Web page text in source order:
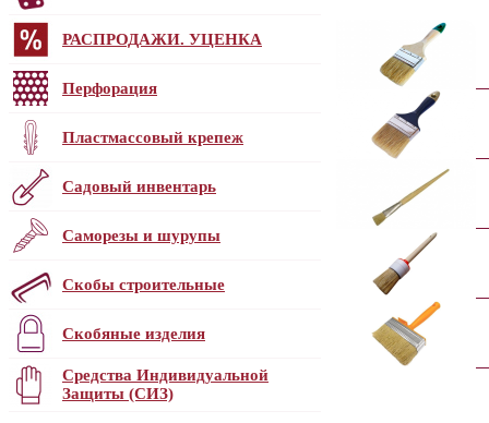
РАСПРОДАЖИ. УЦЕНКА
Перфорация
Пластмассовый крепеж
Садовый инвентарь
Саморезы и шурупы
Скобы строительные
Скобяные изделия
Средства Индивидуальной
Защиты (СИЗ)